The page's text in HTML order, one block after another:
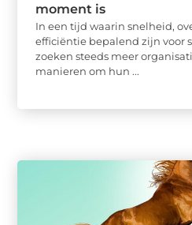
moment is
In een tijd waarin snelheid,
efficiëntie bepalend zijn voor
zoeken steeds meer
manieren om hun ...